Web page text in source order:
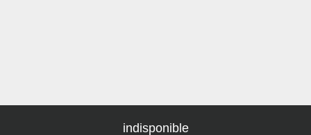
indisponible